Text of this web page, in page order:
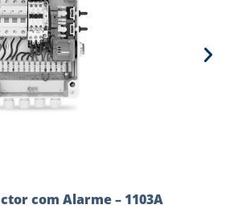
com Alarme – 1103A